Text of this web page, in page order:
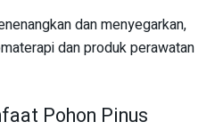
dan menyegarkan,
dan produk perawatan
Pohon Pinus